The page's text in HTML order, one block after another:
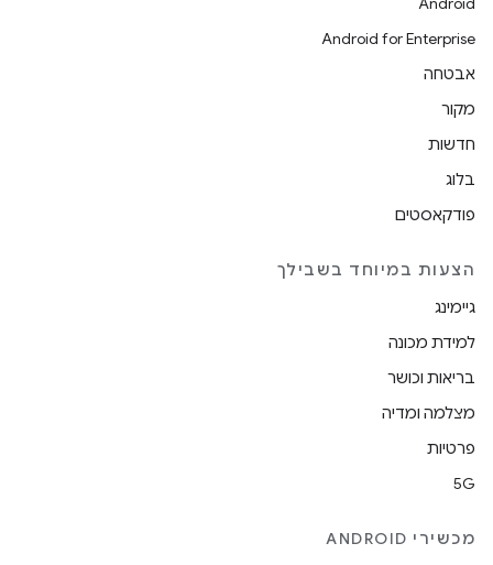
Android for Enterprise
אבטחה
מקור
חדשות
בלוג
פודקאסטים
הצעות במיוחד בשבילך
גיימינג
למידת מכונה
בריאות וכושר
מצלמה ומדיה
פרטיות
5G
מכשירי ANDROID